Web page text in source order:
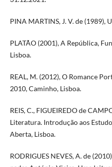
PINA MARTINS, J. V. de (1989),
PLATÃO (2001), A República,
Lisboa.
REAL, M. (2012), O Romance
2010, Caminho, Lisboa.
REIS, C., FIGUEIREDO de
Literatura. Introdução aos
Aberta, Lisboa.
RODRIGUES NEVES, A. de